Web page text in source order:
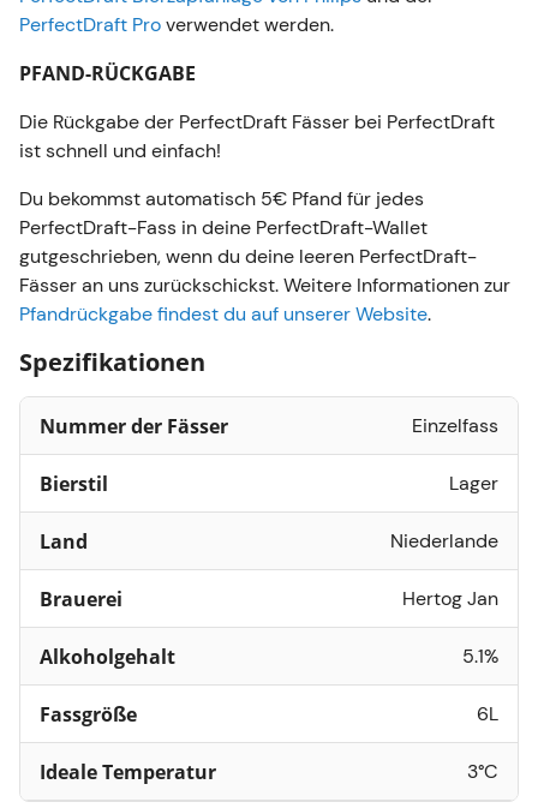
PerfectDraft Proverwendet werden.
PFAND-RÜCKGABE
Die Rückgabe der PerfectDraft Fässer bei PerfectDraft
ist schnell und einfach!
Du bekommst automatisch 5€ Pfand für jedes
PerfectDraft-Fass in deine PerfectDraft-Wallet
gutgeschrieben, wenn du deine leeren PerfectDraft-
Fässer an uns zurückschickst. Weitere Informationen zur
Pfandrückgabe findest du auf unserer Website.
Spezifikationen
Nummer der Fässer Einzelfass
Bierstil Lager
Land Niederlande
Brauerei Hertog Jan
Alkoholgehalt 5.1%
Fassgröße 6L
Ideale Temperatur 3°C